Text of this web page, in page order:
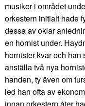
musiker i området
orkestern initialt hade
dessa av oklar
en hornist under.
hornister kvar och han
anställa två nya
handen, ty även om
led han ofta av